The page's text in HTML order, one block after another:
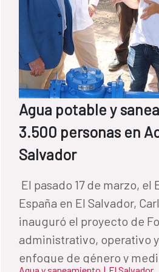
Agua potable y
3.500 personas en
Salvador
España en El Salvador,
inauguró el proyecto de
administrativo, operativo
enfoque de género y